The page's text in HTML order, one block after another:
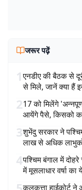
जरूर पढ़ें
1एनडीए की बैठक से
से मिले, जानें क्या हैं
217 को मिलेंगे
आयेंगे पैसे, किसको
3शुभेंदु सरकार ने
लाख से अधिक
4पश्चिम बंगाल में
में मूसलाधार वर्षा का
कलकत्ता हाईकोर्ट